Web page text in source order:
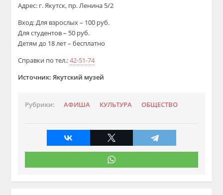
Адрес: г. Якутск, пр. Ленина 5/2
Вход: Для взрослых – 100 руб.
Для студентов – 50 руб.
Детям до 18 лет – бесплатно
Справки по тел.:42-51-74
Источник:Якутский музей
Рубрики: АФИША КУЛЬТУРА ОБЩЕСТВО